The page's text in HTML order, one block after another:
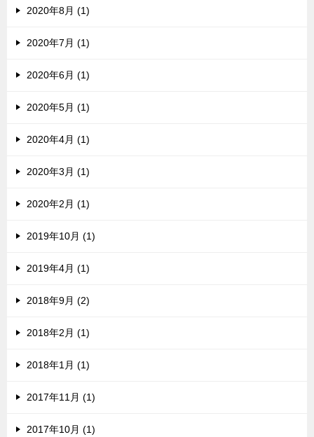
2020年8月 (1)
2020年7月 (1)
2020年6月 (1)
2020年5月 (1)
2020年4月 (1)
2020年3月 (1)
2020年2月 (1)
2019年10月 (1)
2019年4月 (1)
2018年9月 (2)
2018年2月 (1)
2018年1月 (1)
2017年11月 (1)
2017年10月 (1)